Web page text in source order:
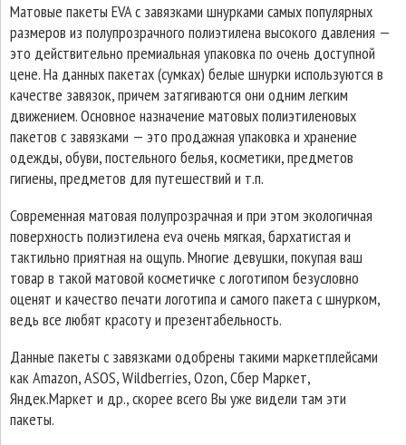
Матовые пакеты EVA с завязками шнурками самых популярных
размеров из полупрозрачного полиэтилена высокого давления —
это действительно премиальная упаковка по очень доступной
цене. На данных пакетах (сумках) белые шнурки используются в
качестве завязок, причем затягиваются они одним легким
движением. Основное назначение матовых полиэтиленовых
пакетов с завязками — это продажная упаковка и хранение
одежды, обуви, постельного белья, косметики, предметов
гигиены, предметов для путешествий и т.п.
Современная матовая полупрозрачная и при этом экологичная
поверхность полиэтилена eva очень мягкая, бархатистая и
тактильно приятная на ощупь. Многие девушки, покупая ваш
товар в такой матовой косметичке с логотипом безусловно
оценят и качество печати логотипа и самого пакета с шнурком,
ведь все любят красоту и презентабельность.
Данные пакеты с завязками одобрены такими маркетплейсами
как Amazon, ASOS, Wildberries, Ozon, Сбер Маркет,
Яндек.Маркет и др., скорее всего Вы уже видели там эти
пакеты.